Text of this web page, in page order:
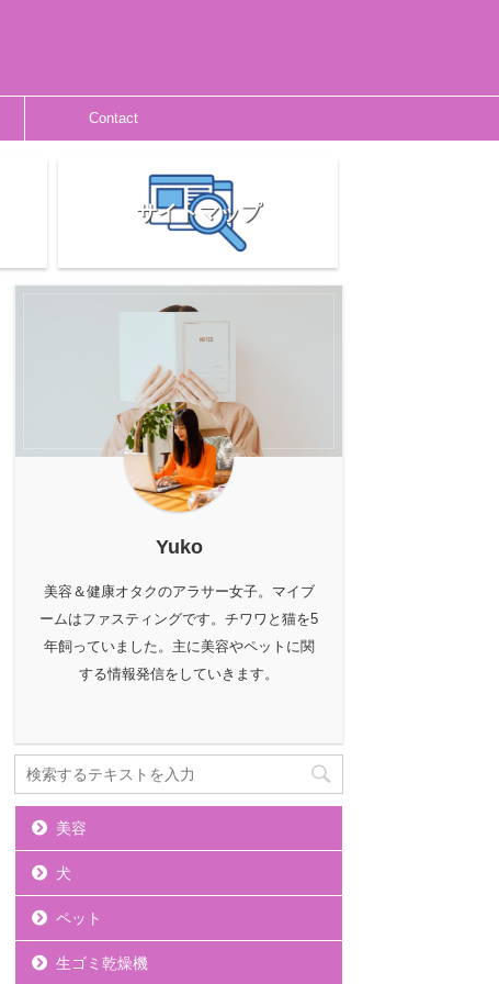
Contact
サイトマップ
Yuko
美容＆健康オタクのアラサー女子。マイブ
ームはファスティングです。チワワと猫を5
年飼っていました。主に美容やペットに関
する情報発信をしていきます。
美容
犬
ペット
生ゴミ乾燥機